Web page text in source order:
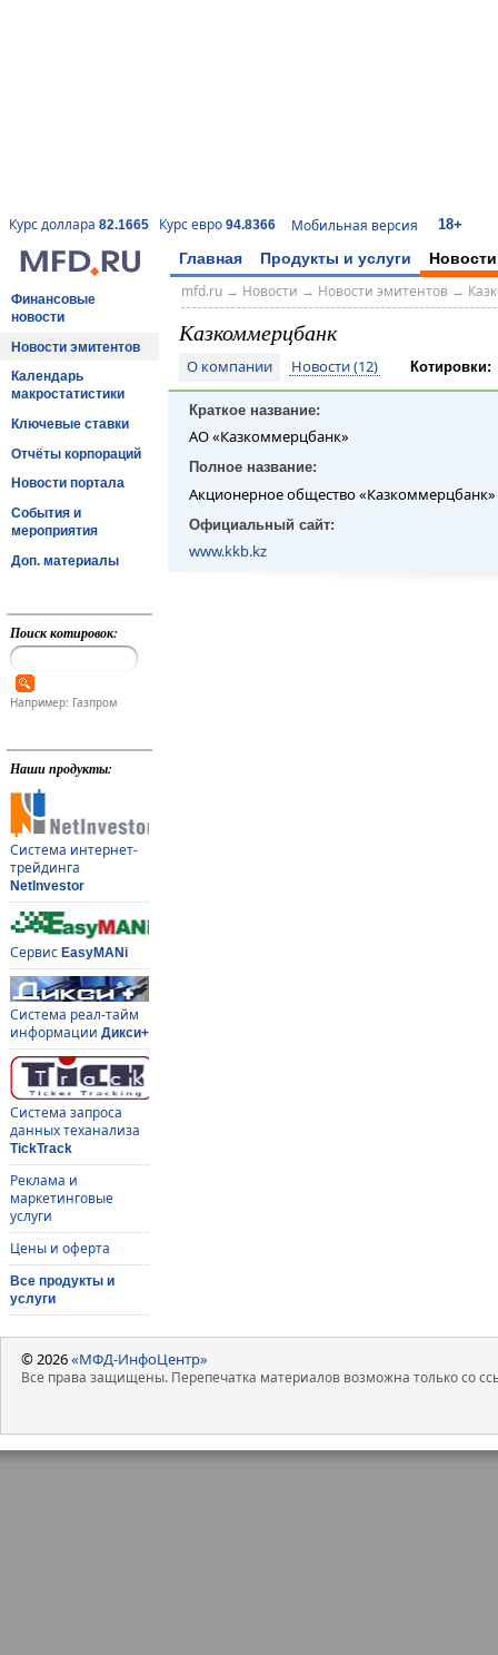
Курс доллара 82.1665 Курс евро 94.8366 Мобильная версия 18+
Главная Продукты и услуги Новости
Финансовые
новости
Новости эмитентов
Календарь
макростатистики
Ключевые ставки
Отчёты корпораций
Новости портала
События и
мероприятия
Доп. материалы
Поиск котировок:
Например: Газпром
Наши продукты:
Система интернет-
трейдинга
NetInvestor
Сервис EasyMANi
Система реал-тайм
информации Дикси+
Система запроса
данных теханализа
TickTrack
Реклама и
маркетинговые
услуги
Цены и оферта
Все продукты и
услуги
mfd.ru→ Новости → Новости эмитентов→
Казкоммерцбанк
О компании Новости (12) Котировки:
Краткое название:
АО «Казкоммерцбанк»
Полное название:
Акционерное общество «Казкоммерцбанк»
Официальный сайт:
www.kkb.kz
© 2026«МФД-ИнфоЦентр»
Все права защищены. Перепечатка материалов возможна только со